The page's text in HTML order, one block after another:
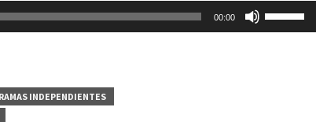
00:00
INDEPENDIENTES